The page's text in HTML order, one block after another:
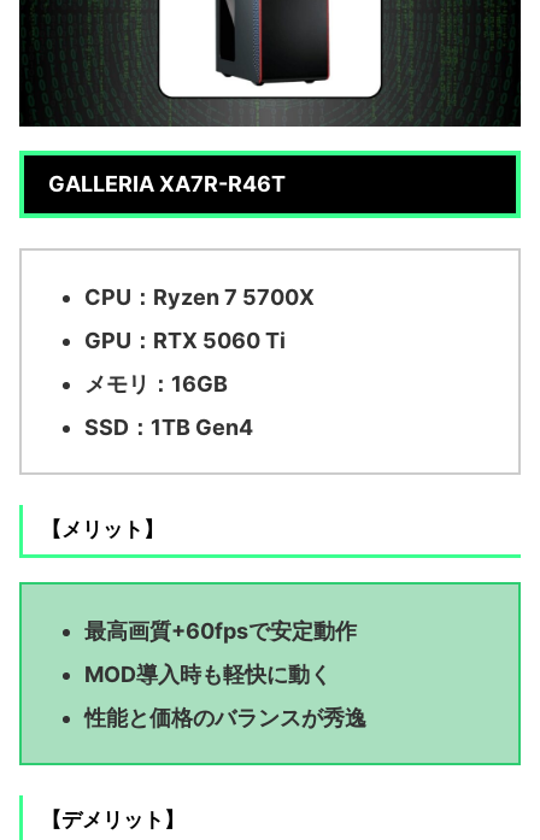
GALLERIA XA7R-R46T
CPU：Ryzen 7 5700X
GPU：RTX 5060 Ti
メモリ：16GB
SSD：1TB Gen4
【メリット】
最高画質+60fpsで安定動作
MOD導入時も軽快に動く
性能と価格のバランスが秀逸
【デメリット】